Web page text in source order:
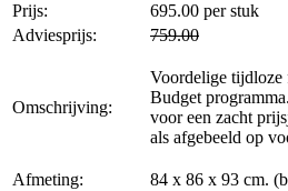
Prijs:
695.00 per stuk
Adviesprijs:
759.00
Omschrijving:
Voordelige
Budget
voor een zacht
als afgebeeld op
Afmeting:
84 x 86 x 93 cm.